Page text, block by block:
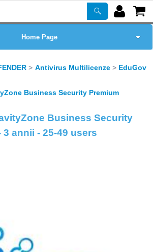
Home Page
Prodotti
Corsi
Antivirus Multilicenze EduGov
Business Security Premium
Business Security
3 annii - 25-49 users